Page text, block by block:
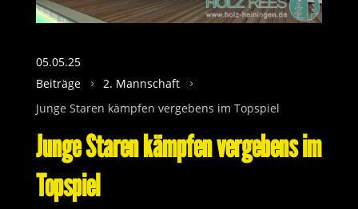
05.05.25
Beiträge
5 2. Mannschaft 5
Junge Staren kämpfen vergebens im Topspiel
Junge Staren kämpfen vergebens im
Topspiel